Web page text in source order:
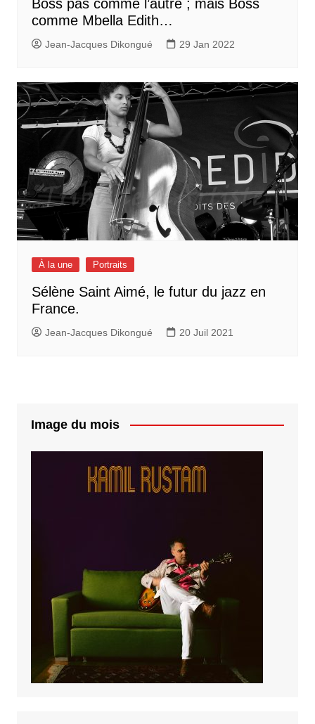
Boss pas comme l’autre ; mais Boss
comme Mbella Edith…
Jean-Jacques Dikongué 29 Jan 2022
À la une Portraits
Sélène Saint Aimé, le futur du jazz en
France.
Jean-Jacques Dikongué 20 Juil 2021
Image du mois